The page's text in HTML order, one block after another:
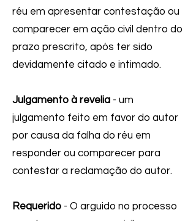
réu em apresentar contestação ou
comparecer em ação civil dentro do
prazo prescrito, após ter sido
devidamente citado e intimado.
Julgamento à revelia - um
julgamento feito em favor do autor
por causa da falha do réu em
responder ou comparecer para
contestar a reclamação do autor.
Requerido - O arguido no processo